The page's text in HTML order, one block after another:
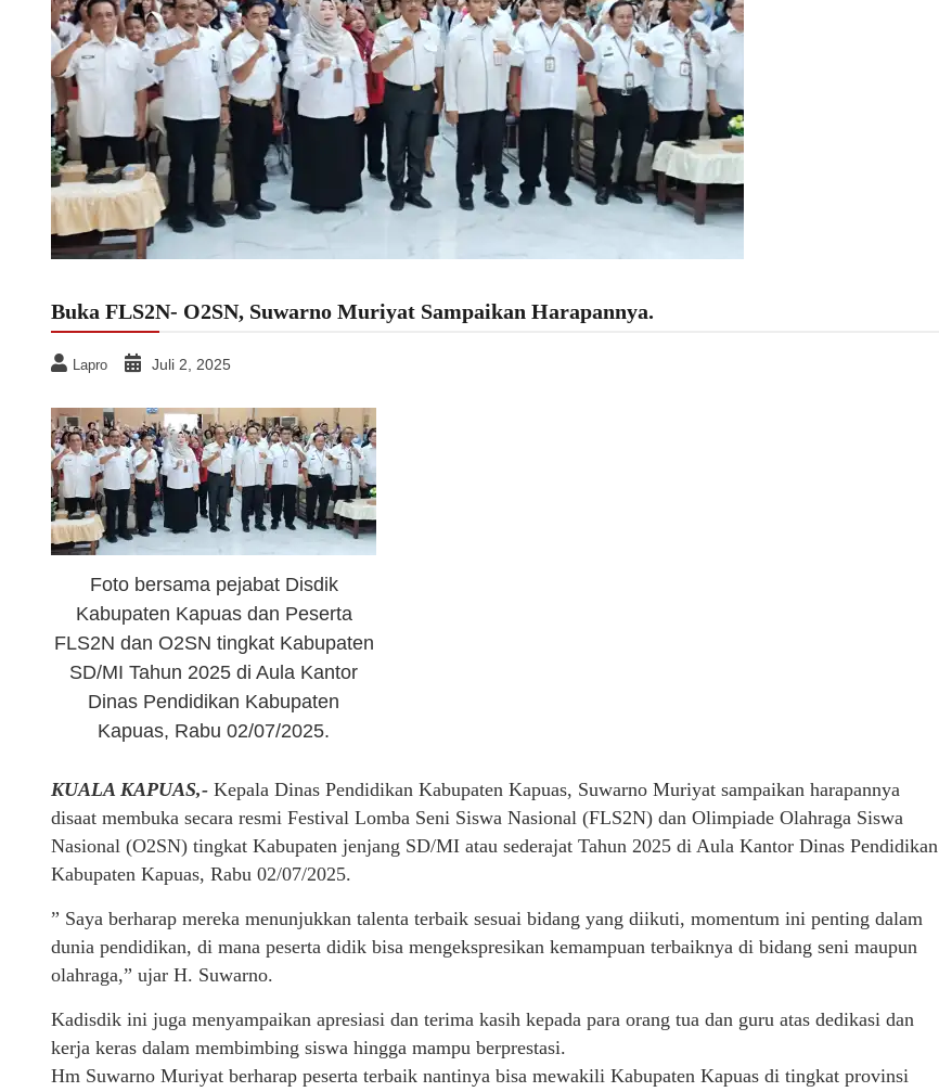
Buka FLS2N- O2SN, Suwarno Muriyat Sampaikan Harapannya.
Lapro Juli 2, 2025
Foto bersama pejabat Disdik
Kabupaten Kapuas dan Peserta
FLS2N dan O2SN tingkat Kabupaten
SD/MI Tahun 2025 di Aula Kantor
Dinas Pendidikan Kabupaten
Kapuas, Rabu 02/07/2025.
KUALA KAPUAS,- Kepala Dinas Pendidikan Kabupaten Kapuas, Suwarno Muriyat sampaikan harapannya
disaat membuka secara resmi Festival Lomba Seni Siswa Nasional (FLS2N) dan Olimpiade Olahraga Siswa
Nasional (O2SN) tingkat Kabupaten jenjang SD/MI atau sederajat Tahun 2025 di Aula Kantor Dinas Pendidikan
Kabupaten Kapuas, Rabu 02/07/2025.
” Saya berharap mereka menunjukkan talenta terbaik sesuai bidang yang diikuti, momentum ini penting dalam
dunia pendidikan, di mana peserta didik bisa mengekspresikan kemampuan terbaiknya di bidang seni maupun
olahraga,” ujar H. Suwarno.
Kadisdik ini juga menyampaikan apresiasi dan terima kasih kepada para orang tua dan guru atas dedikasi dan
kerja keras dalam membimbing siswa hingga mampu berprestasi.
Hm Suwarno Muriyat berharap peserta terbaik nantinya bisa mewakili Kabupaten Kapuas di tingkat provinsi